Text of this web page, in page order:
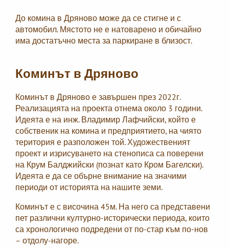
До комина в Дряново може да се стигне и с
автомобил. Мястото не е натоварено и обичайно
има достатъчно места за паркиране в близост.
Коминът в Дряново
Коминът в Дряново е завършен през 2022г.
Реализацията на проекта отнема около 3 години.
Идеята е на инж. Владимир Лафчийски, който е
собственик на комина и предприятието, на чиято
територия е разположен той. Художественият
проект и изрисуването на стенописа са поверени
на Крум Балджийски (познат като Кром Багелски).
Идеята е да се обърне внимание на значими
периоди от историята на нашите земи.
Коминът е с височина 45м. На него са представени
пет различни културно-исторически периода, които
са хронологично подредени от по-стар към по-нов
– отдолу-нагоре.